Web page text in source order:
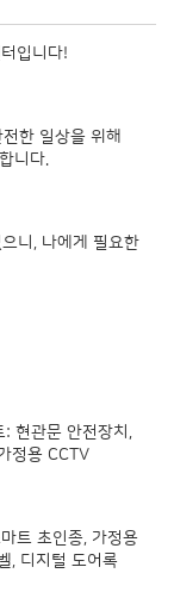
입니다!
한 일상을 위해
니다.
니, 나에게 필요한
현관문 안전장치,
정용 CCTV
트 초인종, 가정용
, 디지털 도어록